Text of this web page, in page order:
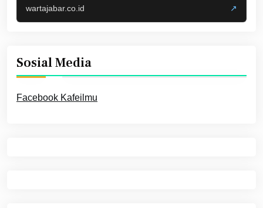
wartajabar.co.id ↗
Sosial Media
Facebook Kafeilmu